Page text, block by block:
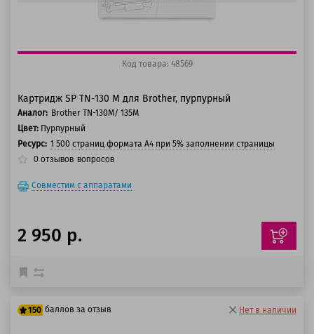
Код товара: 48569
Картридж SP TN-130 M для Brother, пурпурный
Аналог: Brother TN-130M/ 135M
Цвет: Пурпурный
Ресурс: 1 500 страниц формата А4 при 5% заполнении страницы
0 отзывов вопросов
Совместим с аппаратами
2 950 р.
150 баллов за отзыв Нет в наличии